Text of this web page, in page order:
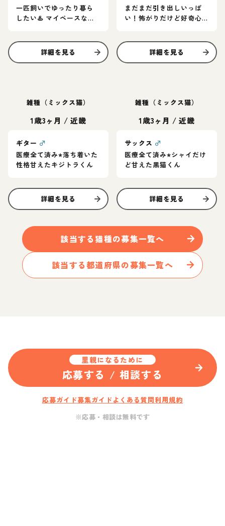
一匹飼いでゆったり暮ら
したい♨️ マイペースなア
詳細を見る
まだまだ引き出しいっぱ
い！怖がりだけど好奇心
詳細を見る
雑種（ミックス猫）
1歳3ヶ月 /近畿
ギター ♂
医療全て済み⭐︎落ち着いた
性格甘えたキジトラくん
詳細を見る
雑種（ミックス猫）
1歳3ヶ月 /近畿
サックス ♂
医療全て済み⭐︎シャイだけ
ど甘えた黒猫くん
詳細を見る
該当する 猫種の募集一覧へ
該当する都道府県の募集一覧へ
里親になるために
応募する / 相談する
応募ガイド募集ガイド よくある質問利用規約
※応募・相談は無料です